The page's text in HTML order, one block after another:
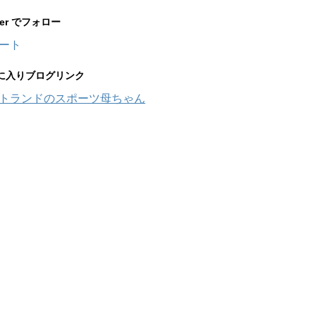
でフォロー
ト
入りブログリンク
ランドのスポーツ母ちゃん